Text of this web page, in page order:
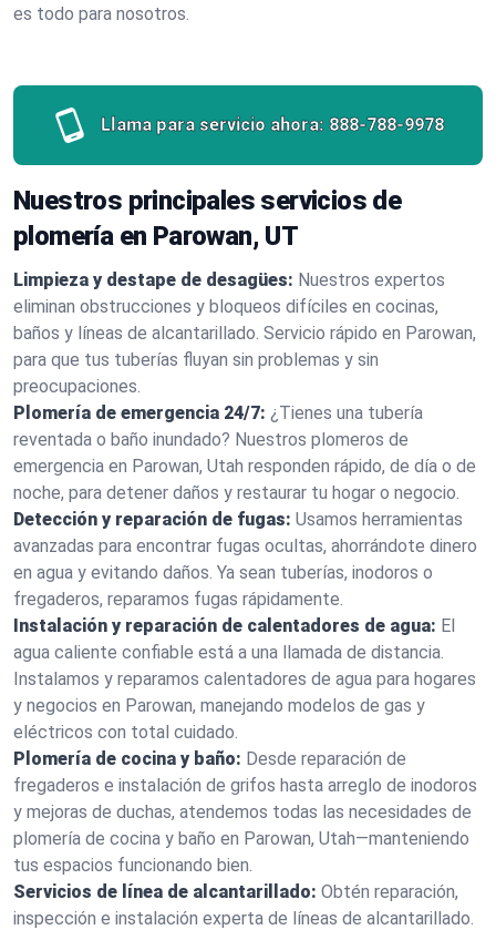
es todo para nosotros.
Llama para servicio ahora: 888-788-9978
Nuestros principales servicios de
plomería en Parowan, UT
Limpieza y destape de desagües: Nuestros expertos
eliminan obstrucciones y bloqueos difíciles en cocinas,
baños y líneas de alcantarillado. Servicio rápido en Parowan,
para que tus tuberías fluyan sin problemas y sin
preocupaciones.
Plomería de emergencia 24/7: ¿Tienes una tubería
reventada o baño inundado? Nuestros plomeros de
emergencia en Parowan, Utah responden rápido, de día o de
noche, para detener daños y restaurar tu hogar o negocio.
Detección y reparación de fugas: Usamos herramientas
avanzadas para encontrar fugas ocultas, ahorrándote dinero
en agua y evitando daños. Ya sean tuberías, inodoros o
fregaderos, reparamos fugas rápidamente.
Instalación y reparación de calentadores de agua: El
agua caliente confiable está a una llamada de distancia.
Instalamos y reparamos calentadores de agua para hogares
y negocios en Parowan, manejando modelos de gas y
eléctricos con total cuidado.
Plomería de cocina y baño: Desde reparación de
fregaderos e instalación de grifos hasta arreglo de inodoros
y mejoras de duchas, atendemos todas las necesidades de
plomería de cocina y baño en Parowan, Utah—manteniendo
tus espacios funcionando bien.
Servicios de línea de alcantarillado: Obtén reparación,
inspección e instalación experta de líneas de alcantarillado.